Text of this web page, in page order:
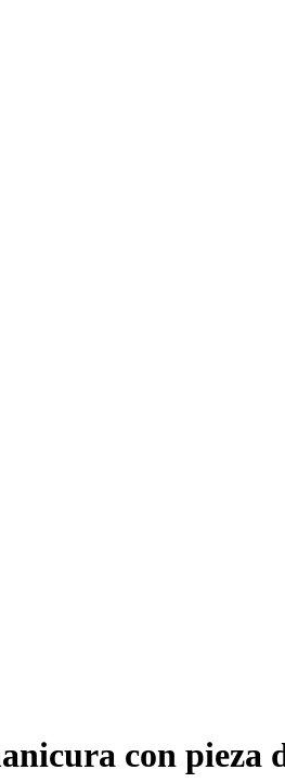
con pieza